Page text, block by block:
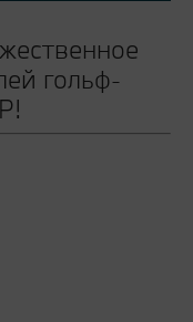
гольф-